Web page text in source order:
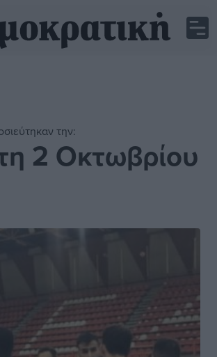
την:
2 Οκτωβρίου